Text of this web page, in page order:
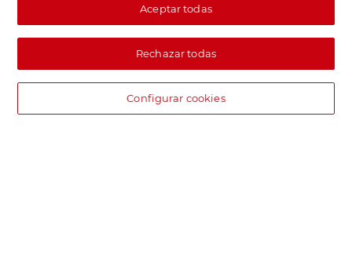
Aceptar todas
Rechazar todas
Configurar cookies